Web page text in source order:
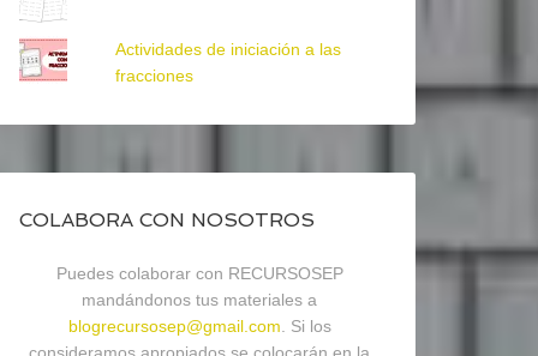
Actividades de iniciación a las
fracciones
COLABORA CON NOSOTROS
Puedes colaborar con RECURSOSEP
mandándonos tus materiales a
blogrecursosep@gmail.com . Si los